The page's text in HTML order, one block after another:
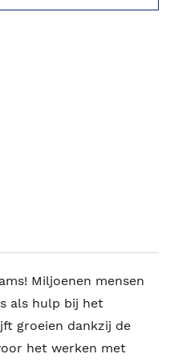
Miljoenen mensen
als hulp bij het
groeien dankzij de
het werken met